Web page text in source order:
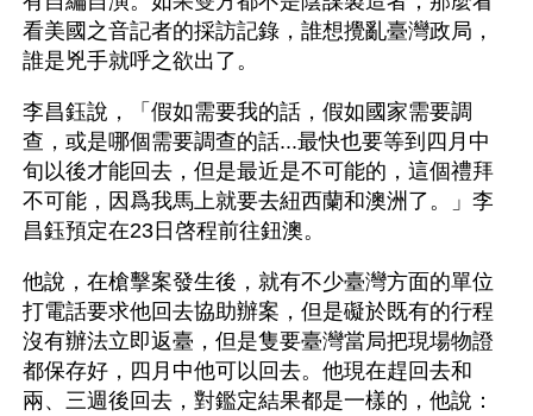
看美國之音記者的採訪記錄，誰想攪亂臺灣政局，
誰是兇手就呼之欲出了。
李昌鈺說，「假如需要我的話，假如國家需要調
查，或是哪個需要調查的話...最快也要等到四月中
旬以後才能回去，但是最近是不可能的，這個禮拜
不可能，因爲我馬上就要去紐西蘭和澳洲了。」李
昌鈺預定在23日啓程前往鈕澳。
他說，在槍擊案發生後，就有不少臺灣方面的單位
打電話要求他回去協助辦案，但是礙於既有的行程
沒有辦法立即返臺，但是隻要臺灣當局把現場物證
都保存好，四月中他可以回去。他現在趕回去和
兩、三週後回去，對鑑定結果都是一樣的，他說：